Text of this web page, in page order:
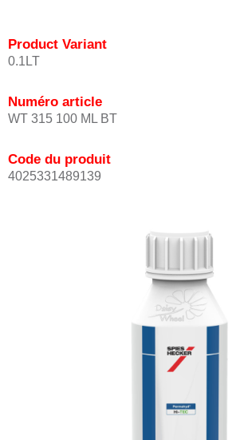
Product Variant
0.1LT
Numéro article
WT 315 100 ML BT
Code du produit
4025331489139